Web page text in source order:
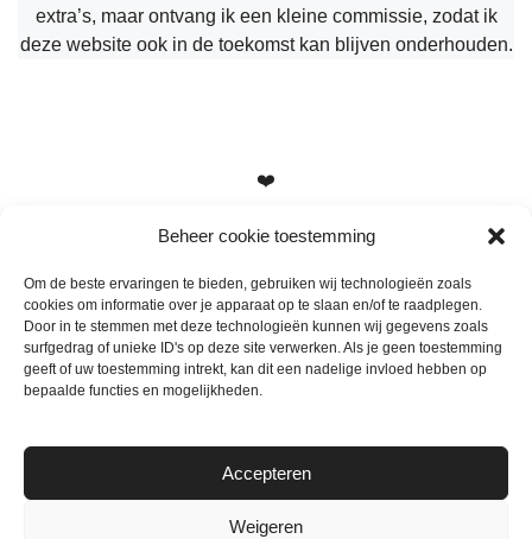
Beheer cookie toestemming
Om de beste ervaringen te bieden, gebruiken wij technologieën zoals
cookies om informatie over je apparaat op te slaan en/of te raadplegen.
Door in te stemmen met deze technologieën kunnen wij gegevens zoals
surfgedrag of unieke ID's op deze site verwerken. Als je geen toestemming
geeft of uw toestemming intrekt, kan dit een nadelige invloed hebben op
bepaalde functies en mogelijkheden.
Accepteren
Weigeren
extra’s, maar ontvang ik een kleine commissie, zodat ik
deze website ook in de toekomst kan blijven onderhouden.
❤️
Heb je vragen, suggesties of tips? Stuur me een berichtje
info@mamameteenblog.nl